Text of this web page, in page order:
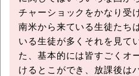
チャーショックをかなり受
南米から来ている生徒たち
いる生徒が多くそれを見て
た、基本的には皆すごくオ
けるとこができ、放課後は